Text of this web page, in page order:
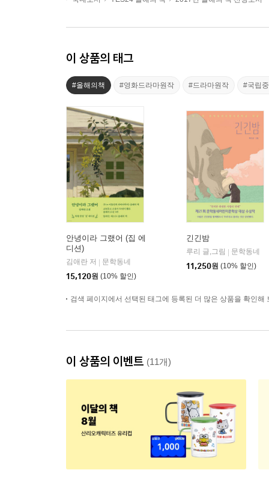
이 상품의 태그
#올해의책 #영화드라마원작 #드라마원작 #국립
안녕이라 그랬어 (집 에
디션)
김애란 저
문학동네
15,120원 (10% 할인)
긴긴밤
루리 글,그림
문학동네
11,250원 (10% 할인)
검색 페이지에서 선택된 태그에 등록된 더 많은 상품을 확인해
이 상품의 이벤트 (11개)